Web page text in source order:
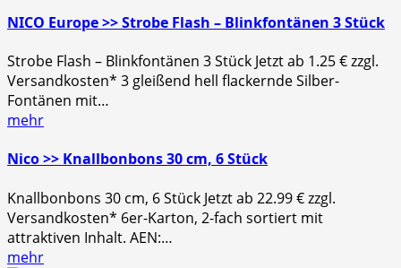
NICO Europe >> Strobe Flash – Blinkfontänen 3 Stück
Strobe Flash – Blinkfontänen 3 Stück Jetzt ab 1.25 € zzgl.
Versandkosten* 3 gleißend hell flackernde Silber-
Fontänen mit…
mehr
Nico >> Knallbonbons 30 cm, 6 Stück
Knallbonbons 30 cm, 6 Stück Jetzt ab 22.99 € zzgl.
Versandkosten* 6er-Karton, 2-fach sortiert mit
attraktiven Inhalt. AEN:…
mehr